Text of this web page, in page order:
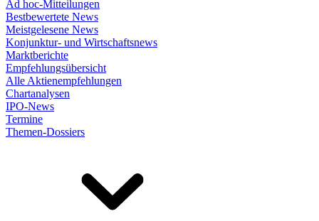
Ad hoc-Mitteilungen
Bestbewertete News
Meistgelesene News
Konjunktur- und Wirtschaftsnews
Marktberichte
Empfehlungsübersicht
Alle Aktienempfehlungen
Chartanalysen
IPO-News
Termine
Themen-Dossiers